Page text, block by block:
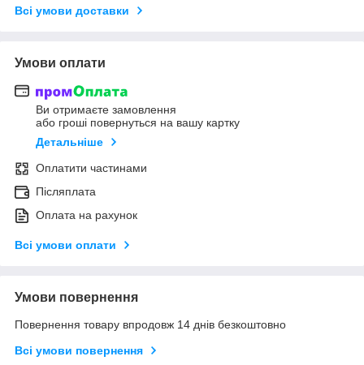
Всі умови доставки
Умови оплати
Ви отримаєте замовлення
або гроші повернуться на вашу картку
Детальніше
Оплатити частинами
Післяплата
Оплата на рахунок
Всі умови оплати
Умови повернення
Повернення товару впродовж 14 днів безкоштовно
Всі умови повернення